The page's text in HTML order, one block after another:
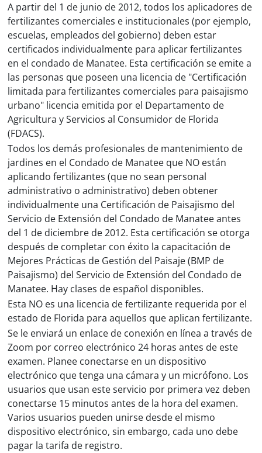
A partir del 1 de junio de 2012, todos los aplicadores de
fertilizantes comerciales e institucionales (por ejemplo,
escuelas, empleados del gobierno) deben estar
certificados individualmente para aplicar fertilizantes
en el condado de Manatee. Esta certificación se emite a
las personas que poseen una licencia de "Certificación
limitada para fertilizantes comerciales para paisajismo
urbano" licencia emitida por el Departamento de
Agricultura y Servicios al Consumidor de Florida
(FDACS).
Todos los demás profesionales de mantenimiento de
jardines en el Condado de Manatee que NO están
aplicando fertilizantes (que no sean personal
administrativo o administrativo) deben obtener
individualmente una Certificación de Paisajismo del
Servicio de Extensión del Condado de Manatee antes
del 1 de diciembre de 2012. Esta certificación se otorga
después de completar con éxito la capacitación de
Mejores Prácticas de Gestión del Paisaje (BMP de
Paisajismo) del Servicio de Extensión del Condado de
Manatee. Hay clases de español disponibles.
Esta NO es una licencia de fertilizante requerida por el
estado de Florida para aquellos que aplican fertilizante.
Se le enviará un enlace de conexión en línea a través de
Zoom por correo electrónico 24 horas antes de este
examen. Planee conectarse en un dispositivo
electrónico que tenga una cámara y un micrófono. Los
usuarios que usan este servicio por primera vez deben
conectarse 15 minutos antes de la hora del examen.
Varios usuarios pueden unirse desde el mismo
dispositivo electrónico, sin embargo, cada uno debe
pagar la tarifa de registro.